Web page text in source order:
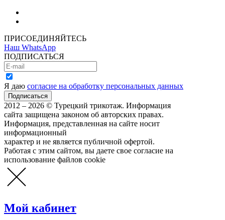
ПРИСОЕДИНЯЙТЕСЬ
Наш WhatsApp
ПОДПИСАТЬСЯ
Я даю согласие на обработку персональных данных
2012 – 2026 © Турецкий трикотаж. Информация
сайта защищена законом об авторских правах.
Информация, представленная на сайте носит
информационный
характер и не является публичной офертой.
Работая с этим сайтом, вы даете свое согласие на
использование файлов cookie
Мой кабинет